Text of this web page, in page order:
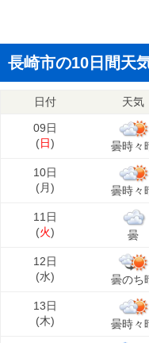
長崎市の10日間天
日付 天気
09日
(日) 曇時々
10日
(月) 曇時々
11日
(火) 曇
12日
(水) 曇のち
13日
(木) 曇時々